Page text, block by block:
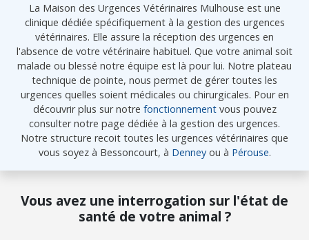
La Maison des Urgences Vétérinaires Mulhouse est une
clinique dédiée spécifiquement à la gestion des urgences
vétérinaires. Elle assure la réception des urgences en
l'absence de votre vétérinaire habituel. Que votre animal soit
malade ou blessé notre équipe est là pour lui. Notre plateau
technique de pointe, nous permet de gérer toutes les
urgences quelles soient médicales ou chirurgicales. Pour en
découvrir plus sur notre fonctionnementvous pouvez
consulter notre page dédiée à la gestion des urgences.
Notre structure recoit toutes les urgences vétérinaires que
vous soyez à Bessoncourt, à Denneyou à Pérouse.
Vous avez une interrogation sur l'état de
santé de votre animal ?